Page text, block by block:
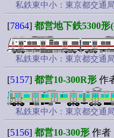
私鉄東中小：東京都交通
[7864] 都営地下鉄5300形
私鉄東中小：東京都交通
[5157] 都営10-300R形 作
私鉄東中小：東京都交通
[5156] 都営10-300形 作者